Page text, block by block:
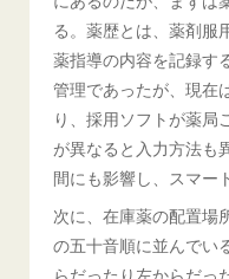
る。薬歴とは、薬剤服
薬指導の内容を記録す
管理であったが、現在
り、採用ソフトが薬局
が異なると入力方法も
間にも影響し、スマー
次に、在庫薬の配置場
の五十音順に並んでい
らだったり左からだっ